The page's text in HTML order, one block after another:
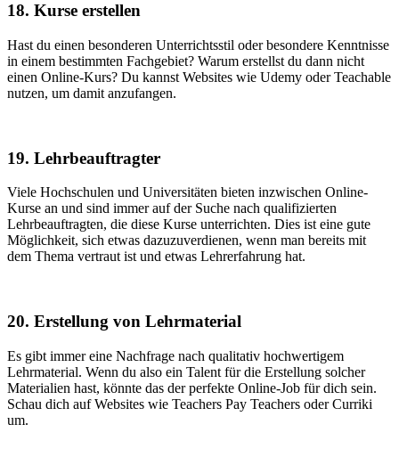
18. Kurse erstellen
Hast du einen besonderen Unterrichtsstil oder besondere Kenntnisse
in einem bestimmten Fachgebiet? Warum erstellst du dann nicht
einen Online-Kurs? Du kannst Websites wie Udemy oder Teachable
nutzen, um damit anzufangen.
19. Lehrbeauftragter
Viele Hochschulen und Universitäten bieten inzwischen Online-
Kurse an und sind immer auf der Suche nach qualifizierten
Lehrbeauftragten, die diese Kurse unterrichten. Dies ist eine gute
Möglichkeit, sich etwas dazuzuverdienen, wenn man bereits mit
dem Thema vertraut ist und etwas Lehrerfahrung hat.
20. Erstellung von Lehrmaterial
Es gibt immer eine Nachfrage nach qualitativ hochwertigem
Lehrmaterial. Wenn du also ein Talent für die Erstellung solcher
Materialien hast, könnte das der perfekte Online-Job für dich sein.
Schau dich auf Websites wie Teachers Pay Teachers oder Curriki
um.